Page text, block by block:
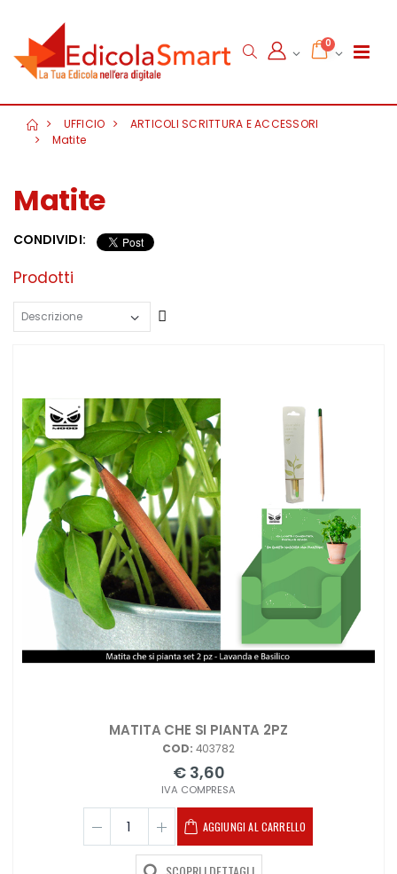
0
UFFICIO
ARTICOLI SCRITTURA E ACCESSORI
Matite
Matite
CONDIVIDI:
Prodotti
MATITA CHE SI PIANTA 2PZ
COD: 403782
€ 3,60
IVA COMPRESA
AGGIUNGI AL CARRELLO